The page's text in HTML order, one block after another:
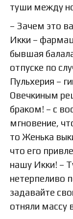
туши между
– Зачем это
Икки –
бывшая
отпуске по
Пульхерия –
Овечкиным
браком! – с
мгновение,
то Женька
что его
нашу Икки! –
нетерпеливо
задавайте
отняли массу